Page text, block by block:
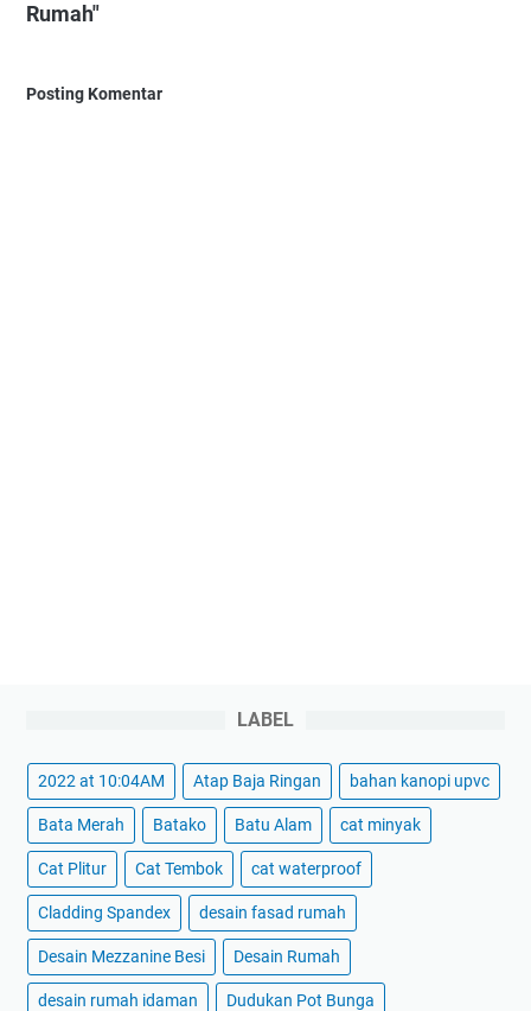
Rumah"
Posting Komentar
LABEL
2022 at 10:04AM Atap Baja Ringan bahan kanopi upvc
Bata Merah Batako Batu Alam cat minyak
Cat Plitur Cat Tembok cat waterproof
Cladding Spandex desain fasad rumah
Desain Mezzanine Besi Desain Rumah
desain rumah idaman Dudukan Pot Bunga